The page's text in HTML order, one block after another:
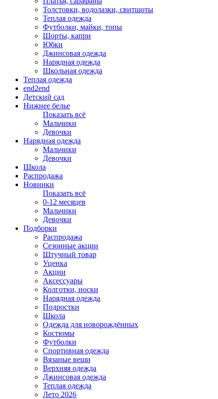
Толстовки, водолазки, свитшоты
Теплая одежда
Футболки, майки, топы
Шорты, капри
Юбки
Джинсовая одежда
Нарядная одежда
Школьная одежда
Теплая одежда
end2end
Детский сад
Нижнее белье
Показать всё
Мальчики
Девочки
Нарядная одежда
Мальчики
Девочки
Школа
Распродажа
Новинки
Показать всё
0-12 месяцев
Мальчики
Девочки
Подборки
Распродажа
Сезонные акции
Штучный товар
Уценка
Акции
Аксессуары
Колготки, носки
Нарядная одежда
Подростки
Школа
Одежда для новорождённых
Костюмы
Футболки
Спортивная одежда
Вязаные вещи
Верхняя одежда
Джинсовая одежда
Теплая одежда
Лето 2026